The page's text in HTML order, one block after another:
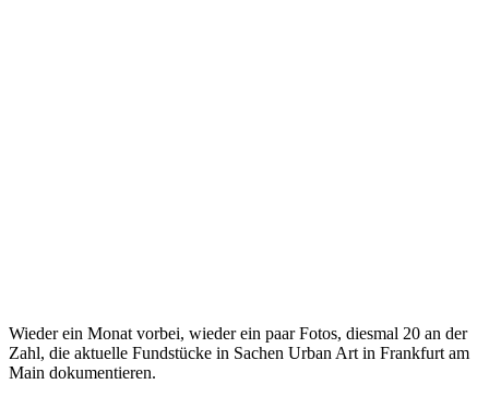
Wieder ein Monat vorbei, wieder ein paar Fotos, diesmal 20 an der
Zahl, die aktuelle Fundstücke in Sachen Urban Art in Frankfurt am
Main dokumentieren.